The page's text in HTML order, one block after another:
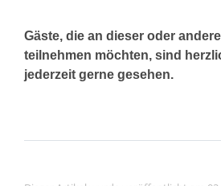
Gäste, die an dieser oder
teilnehmen möchten, sind
jederzeit gerne gesehen.